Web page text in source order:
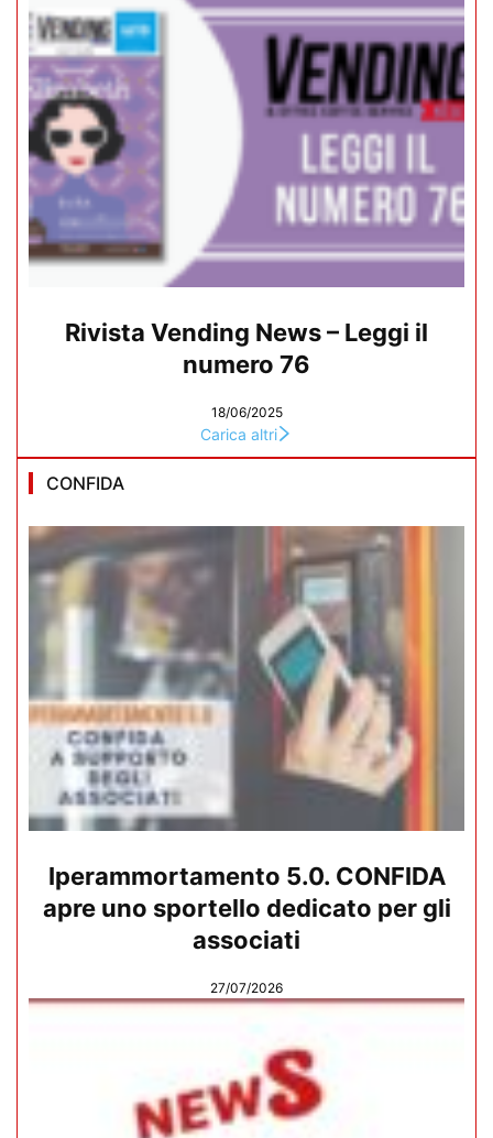
Rivista Vending News – Leggi il
numero 76
18/06/2025
Carica altri
CONFIDA
Iperammortamento 5.0. CONFIDA
apre uno sportello dedicato per gli
associati
27/07/2026